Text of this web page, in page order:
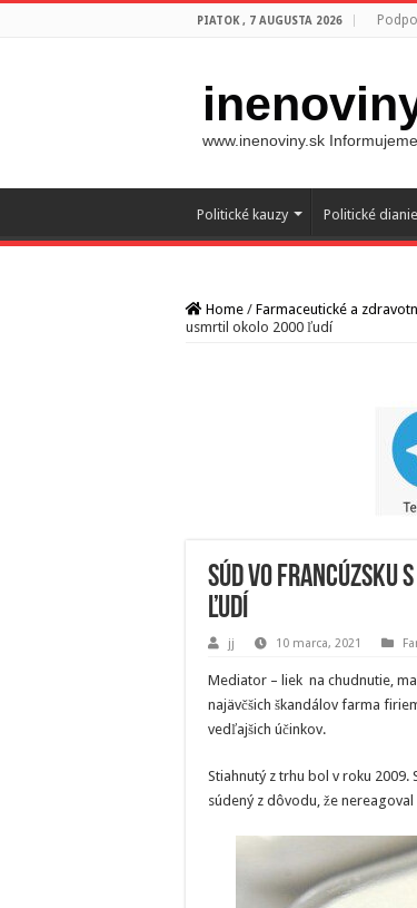
PIATOK , 7 AUGUSTA 2026
www.inenoviny.sk
Politické kauzy Politické dianie
Home / Farmaceutické a
usmrtil okolo 2000 ľudí
Súd vo
ľudí
jj 10 marca, 2021
Mediator – liek na chudnutie,
najävčšich škandálov farma
vedľajšich účinkov.
Stiahnutý z trhu bol v roku 2009.
súdený z dôvodu, že